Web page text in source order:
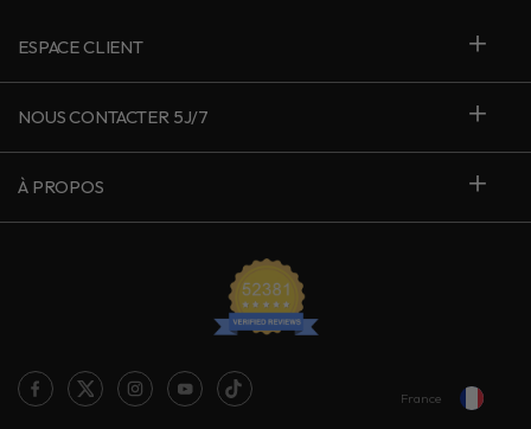
ESPACE CLIENT
NOUS CONTACTER 5J/7
À PROPOS
France